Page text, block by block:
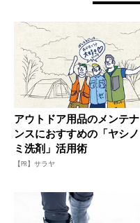
アウトドア用品のメンテナ
ンスにおすすめの「ヤシノ
ミ洗剤」活用術
【PR】サラヤ